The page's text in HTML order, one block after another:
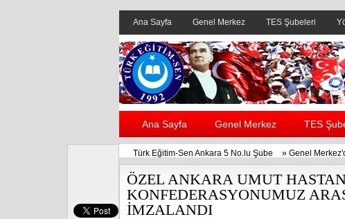
Ana Sayfa Genel Merkez TES Şubeleri
Header
Ana Sayfa Genel Merkez TES
Türk Eğitim-Sen Ankara 5 No.lu Şube » Genel
ÖZEL ANKARA UMUT
KONFEDERASYONUMUZ
İMZALANDI